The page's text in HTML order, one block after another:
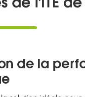
de l'ITE
de la